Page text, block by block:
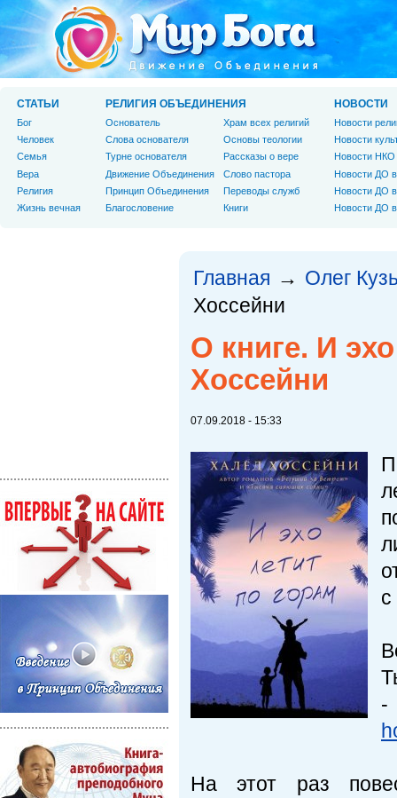
Главная → Олег
Хоссейни
О книге. И
Хоссейни
07.09.2018 - 15:33
На этот раз
СТАТЬИ
Бог
Человек
Cемья
Вера
Религия
Жизнь вечная
РЕЛИГИЯ ОБЪЕДИНЕНИЯ
Основатель
Слова основателя
Турне основателя
Движение Объединения
Принцип Объединения
Благословение
Храм всех религий
Основы теологии
Рассказы о вере
Слово пастора
Переводы служб
Книги
НОВОСТИ
Новости
Новости
Новости НКО
Новости ДО
Новости ДО
Новости ДО